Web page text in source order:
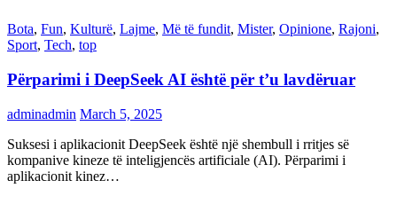
Bota, Fun, Kulturë, Lajme, Më të fundit, Mister, Opinione, Rajoni,
Sport, Tech, top
Përparimi i DeepSeek AI është për t’u lavdëruar
adminadmin March 5, 2025
Suksesi i aplikacionit DeepSeek është një shembull i rritjes së
kompanive kineze të inteligjencës artificiale (AI). Përparimi i
aplikacionit kinez…